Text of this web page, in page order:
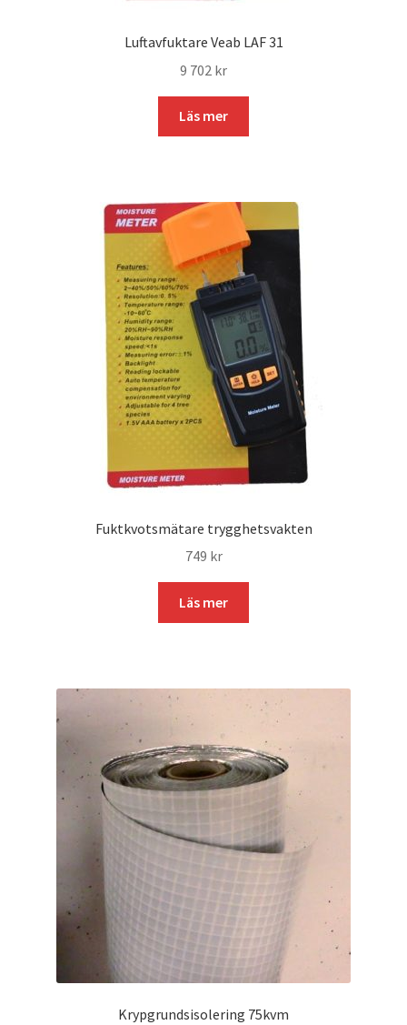
Luftavfuktare Veab LAF 31
9 702 kr
Läs mer
Fuktkvotsmätare trygghetsvakten
749 kr
Läs mer
Krypgrundsisolering 75kvm